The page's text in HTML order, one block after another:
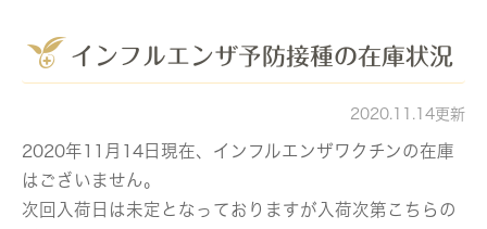
インフルエンザ予防接種の在庫状況
2020.11.14更新
2020年11月14日現在、インフルエンザワクチンの在庫
はございません。
次回入荷日は未定となっておりますが入荷次第こちらの